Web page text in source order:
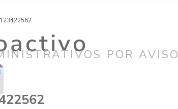
POR AVISO